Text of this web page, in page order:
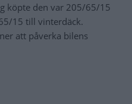
köpte den var 205/65/15
15 till vinterdäck.
att påverka bilens